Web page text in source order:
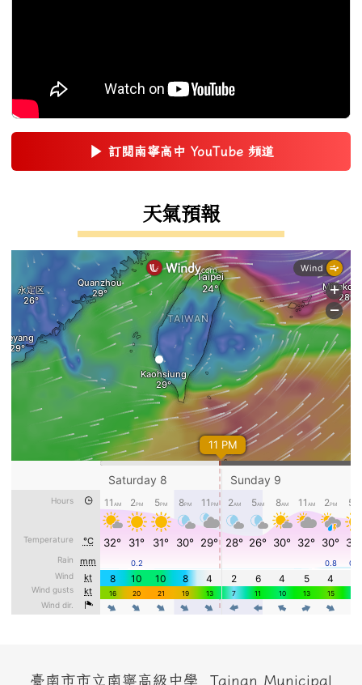
▶ 訂閱南寧高中 YouTube 頻道
(另開新視窗)
天氣預報
頁尾區域內容
臺南市市立南寧高級中學 Tainan Municipal